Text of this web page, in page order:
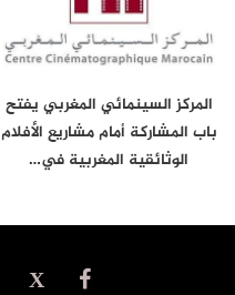
المركز السينمائي المغربي يفتح
باب المشاركة أمام مشاريع الأفلام
الوثائقية المغربية في…